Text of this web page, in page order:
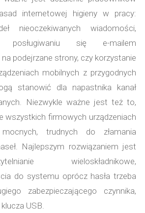
internetowej higieny w pracy:
nieoczekiwanych wiadomości,
się e-mailem
podejrzane strony, czy korzystanie
mobilnych z przygodnych
stanowić dla napastnika kanał
Niezwykle ważne jest też to,
wszystkich firmowych urządzeniach
trudnych do złamania
Najlepszym rozwiązaniem jest
wieloskładnikowe,
do systemu oprócz hasła trzeba
zabezpieczającego czynnika,
USB.